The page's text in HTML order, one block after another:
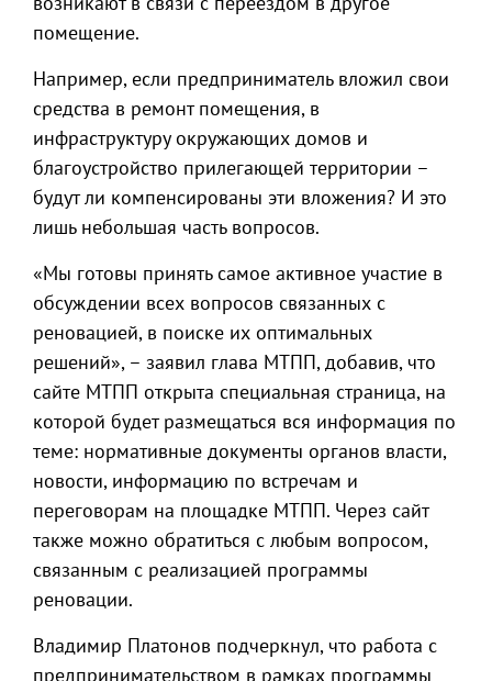
помещение.
Например, если предприниматель вложил свои
средства в ремонт помещения, в
инфраструктуру окружающих домов и
благоустройство прилегающей территории –
будут ли компенсированы эти вложения? И это
лишь небольшая часть вопросов.
«Мы готовы принять самое активное участие в
обсуждении всех вопросов связанных с
реновацией, в поиске их оптимальных
решений», – заявил глава МТПП, добавив, что
сайте МТПП открыта специальная страница, на
которой будет размещаться вся информация по
теме: нормативные документы органов власти,
новости, информацию по встречам и
переговорам на площадке МТПП. Через сайт
также можно обратиться с любым вопросом,
связанным с реализацией программы
реновации.
Владимир Платонов подчеркнул, что работа с
предпринимательством в рамках программы